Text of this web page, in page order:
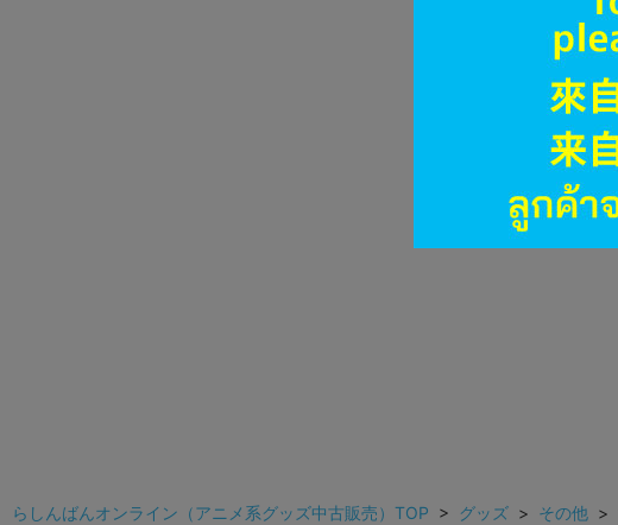
らしんばんオンライン（アニメ系グッズ中古販売）TOP > グッズ > その他 >